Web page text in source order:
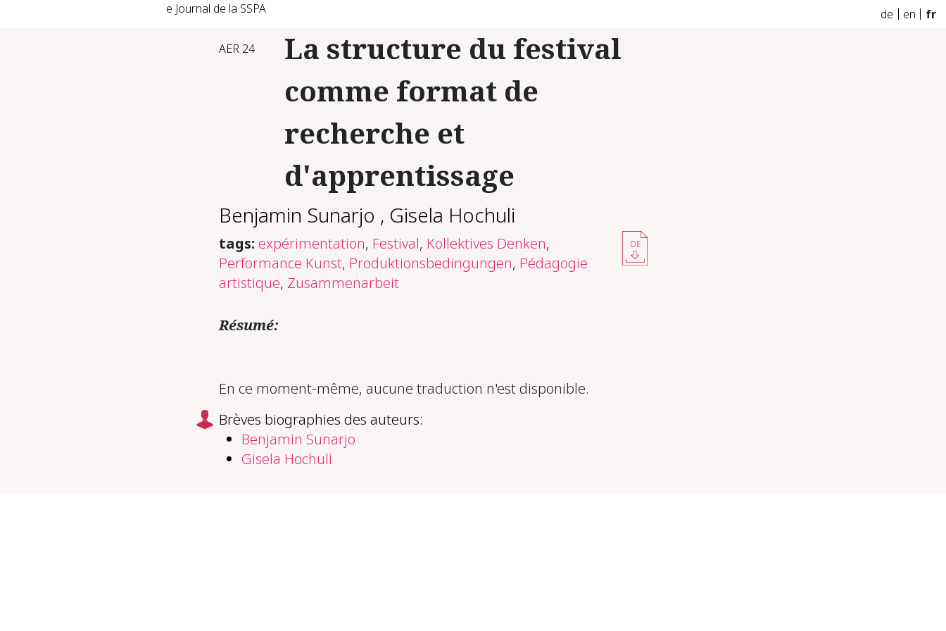
e Journal de la SSPA de en fr
AER 24
La structure du festival
comme format de
recherche et
d'apprentissage
Benjamin Sunarjo , Gisela Hochuli
tags: expérimentation, Festival, Kollektives Denken,
Performance Kunst, Produktionsbedingungen, Pédagogie
artistique, Zusammenarbeit
DE
Résumé:
En ce moment-même, aucune traduction n'est disponible.
Brèves biographies des auteurs:
Benjamin Sunarjo
Gisela Hochuli